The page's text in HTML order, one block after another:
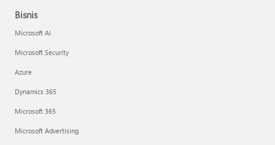
Bisnis
Microsoft AI
Microsoft Security
Azure
Dynamics 365
Microsoft 365
Microsoft Advertising